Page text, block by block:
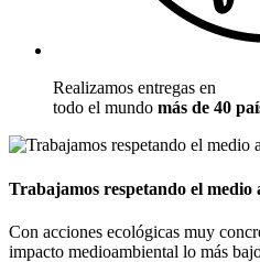
Realizamos entregas en
todo el mundo más de 40
Trabajamos respetando el medio
Con acciones ecológicas muy
impacto medioambiental lo más